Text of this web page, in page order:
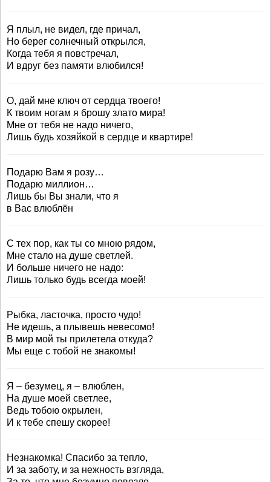
Я плыл, не видел, где причал,
Но берег солнечный открылся,
Когда тебя я повстречал,
И вдруг без памяти влюбился!
О, дай мне ключ от сердца твоего!
К твоим ногам я брошу злато мира!
Мне от тебя не надо ничего,
Лишь будь хозяйкой в сердце и квартире!
Подарю Вам я розу…
Подарю миллион…
Лишь бы Вы знали, что я
в Вас влюблён
С тех пор, как ты со мною рядом,
Мне стало на душе светлей.
И больше ничего не надо:
Лишь только будь всегда моей!
Рыбка, ласточка, просто чудо!
Не идешь, а плывешь невесомо!
В мир мой ты прилетела откуда?
Мы еще с тобой не знакомы!
Я – безумец, я – влюблен,
На душе моей светлее,
Ведь тобою окрылен,
И к тебе спешу скорее!
Незнакомка! Спасибо за тепло,
И за заботу, и за нежность взгляда,